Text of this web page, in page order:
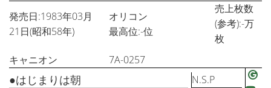
発売日:1983年03月
21日(昭和58年)
オリコン
最高位:-位
売上枚数
(参考):-万
枚
キャニオン
7A-0257
●はじまりは朝 N.S.P